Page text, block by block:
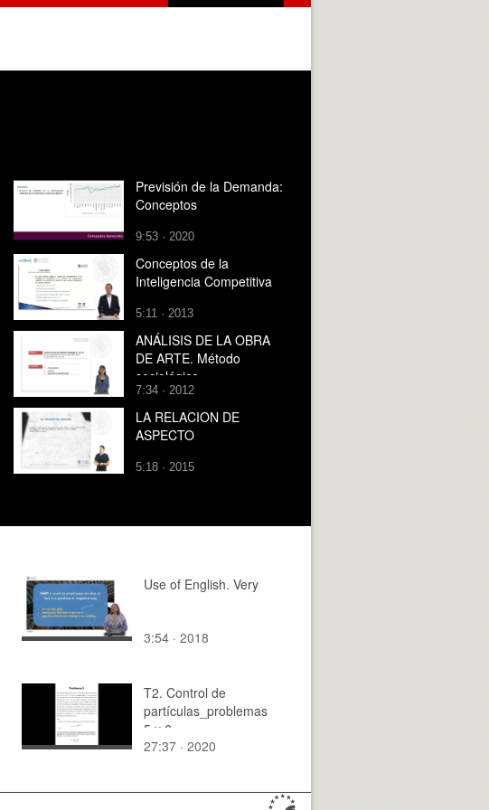
Previsión de la Demanda:
Conceptos
9:53 · 2020
Conceptos de la
Inteligencia Competitiva
5:11 · 2013
ANÁLISIS DE LA OBRA
DE ARTE. Método
sociológico
7:34 · 2012
LA RELACION DE
ASPECTO
5:18 · 2015
Use of English. Very
3:54 · 2018
T2. Control de
partículas_problemas
5 y 6
27:37 · 2020